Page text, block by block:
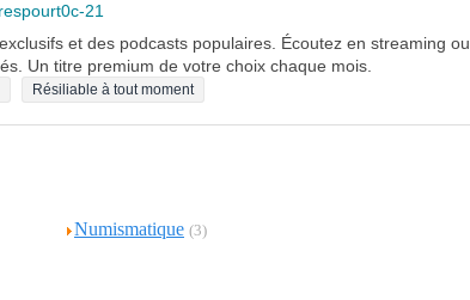
21
et des podcasts populaires. Écoutez en streaming ou
Un titre premium de votre choix chaque mois.
Résiliable à tout moment
Numismatique (3)